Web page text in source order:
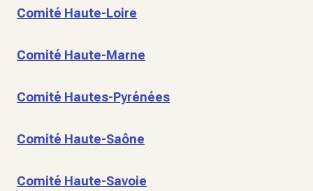
Comité Haute-Loire
Comité Haute-Marne
Comité Hautes-Pyrénées
Comité Haute-Saône
Comité Haute-Savoie